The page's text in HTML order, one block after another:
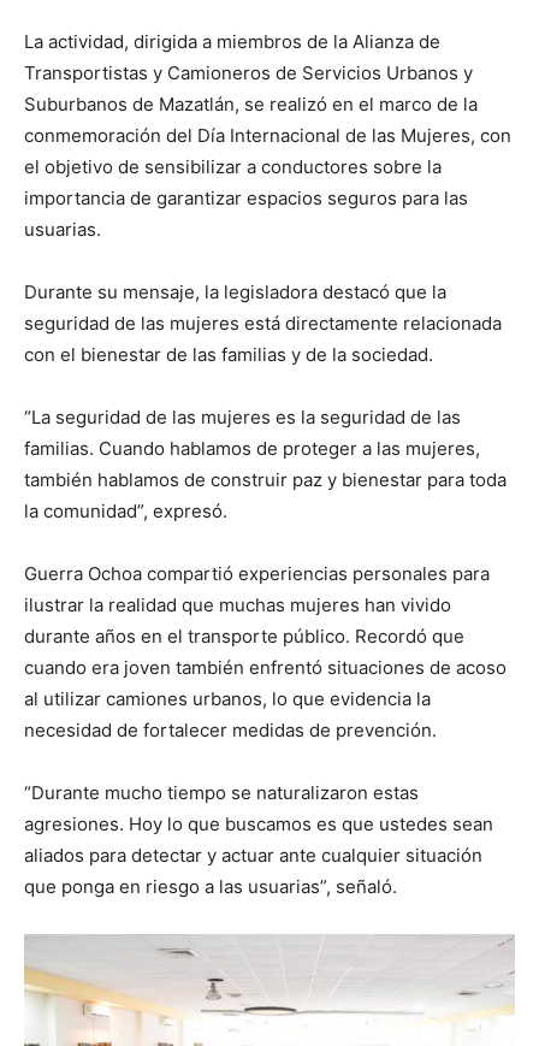
La actividad, dirigida a miembros de la Alianza de
Transportistas y Camioneros de Servicios Urbanos y
Suburbanos de Mazatlán, se realizó en el marco de la
conmemoración del Día Internacional de las Mujeres, con
el objetivo de sensibilizar a conductores sobre la
importancia de garantizar espacios seguros para las
usuarias.
Durante su mensaje, la legisladora destacó que la
seguridad de las mujeres está directamente relacionada
con el bienestar de las familias y de la sociedad.
“La seguridad de las mujeres es la seguridad de las
familias. Cuando hablamos de proteger a las mujeres,
también hablamos de construir paz y bienestar para toda
la comunidad”, expresó.
Guerra Ochoa compartió experiencias personales para
ilustrar la realidad que muchas mujeres han vivido
durante años en el transporte público. Recordó que
cuando era joven también enfrentó situaciones de acoso
al utilizar camiones urbanos, lo que evidencia la
necesidad de fortalecer medidas de prevención.
“Durante mucho tiempo se naturalizaron estas
agresiones. Hoy lo que buscamos es que ustedes sean
aliados para detectar y actuar ante cualquier situación
que ponga en riesgo a las usuarias”, señaló.